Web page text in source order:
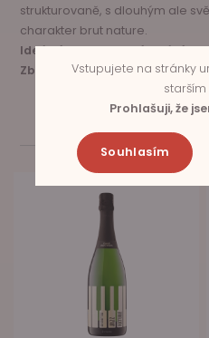
strukturovaně, s dlouhým ale
charakter brut nature.
Ideální teplota servírování:
Zbytkový cukr:< 3g/l
SOUVISEJÍCÍ
Vstupujete na stránky
starším
Prohlašuji, že
Souhlasím